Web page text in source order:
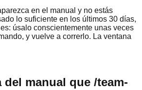
en el manual y no estás
lo suficiente en los últimos 30 días,
úsalo conscientemente unas veces
y vuelve a correrlo. La ventana
del manual que /team-